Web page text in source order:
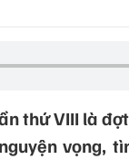
thứ VIII là
vọng,